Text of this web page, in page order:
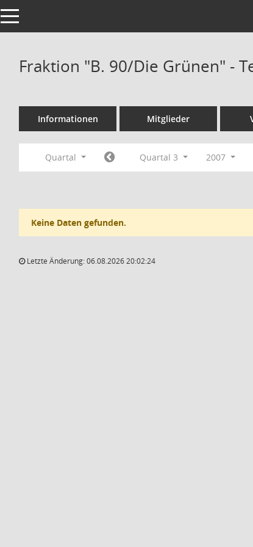
Toggle navigation
Fraktion "B. 90/Die Grünen" -
Informationen Mitglieder
Quartal Quartal 3 2007
Keine Daten gefunden.
Letzte Änderung: 06.08.2026 20:02:24